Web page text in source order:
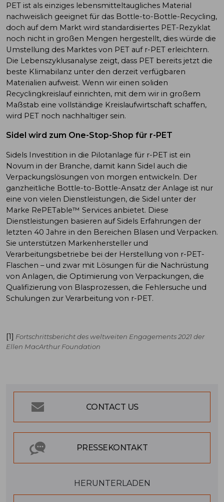
PET ist als einziges lebensmitteltaugliches Material
nachweislich geeignet für das Bottle-to-Bottle-Recycling,
doch auf dem Markt wird standardisiertes PET-Rezyklat
noch nicht in großen Mengen hergestellt, dies würde die
Umstellung des Marktes von PET auf r-PET erleichtern.
Die Lebenszyklusanalyse zeigt, dass PET bereits jetzt die
beste Klimabilanz unter den derzeit verfügbaren
Materialien aufweist. Wenn wir einen soliden
Recyclingkreislauf einrichten, mit dem wir in großem
Maßstab eine vollständige Kreislaufwirtschaft schaffen,
wird PET noch nachhaltiger sein.
Sidel wird zum One-Stop-Shop für r-PET
Sidels Investition in die Pilotanlage für r-PET ist ein
Novum in der Branche, damit kann Sidel auch die
Verpackungslösungen von morgen entwickeln. Der
ganzheitliche Bottle-to-Bottle-Ansatz der Anlage ist nur
eine von vielen Dienstleistungen, die Sidel unter der
Marke RePETable™ Services anbietet. Diese
Dienstleistungen basieren auf Sidels Erfahrungen der
letzten 40 Jahre in den Bereichen Blasen und Verpacken.
Sie unterstützen Markenhersteller und
Verarbeitungsbetriebe bei der Herstellung von r-PET-
Flaschen – und zwar mit Lösungen für die Nachrüstung
von Anlagen, die Optimierung von Verpackungen, die
Qualifizierung von Blasprozessen, die Fehlersuche und
Schulungen zur Verarbeitung von r-PET.
[1] Fortschrittsbericht des weltweiten Engagements 2021 der
Ellen MacArthur Foundation
CONTACT US
PRESSEKONTAKT
HERUNTERLADEN